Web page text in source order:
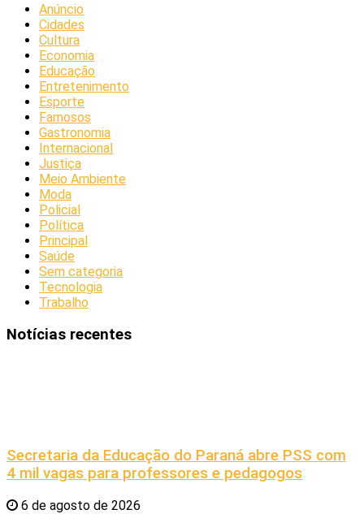
Anúncio
Cidades
Cultura
Economia
Educação
Entretenimento
Esporte
Famosos
Gastronomia
Internacional
Justiça
Meio Ambiente
Moda
Policial
Política
Principal
Saúde
Sem categoria
Tecnologia
Trabalho
Notícias recentes
Secretaria da Educação do Paraná abre PSS com
4 mil vagas para professores e pedagogos
6 de agosto de 2026